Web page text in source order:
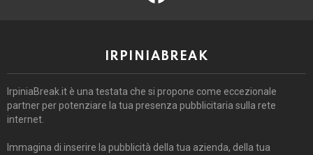
IRPINIABREAK
IrpiniaBreak.it è una testata che si propone come eccezionale
partner per potenziare la tua presenza pubblicitaria sulla rete
internet.
Immagina di inserire la pubblicità della tua azienda, della tua